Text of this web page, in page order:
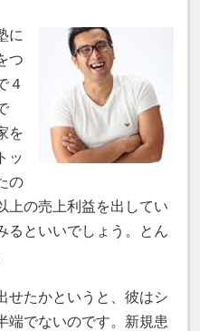
に
つ
４
を
ッ
の
上の売上利益を出してい
るといいでしょう。とん
たかというと、彼はシ
端でないのです。新規患